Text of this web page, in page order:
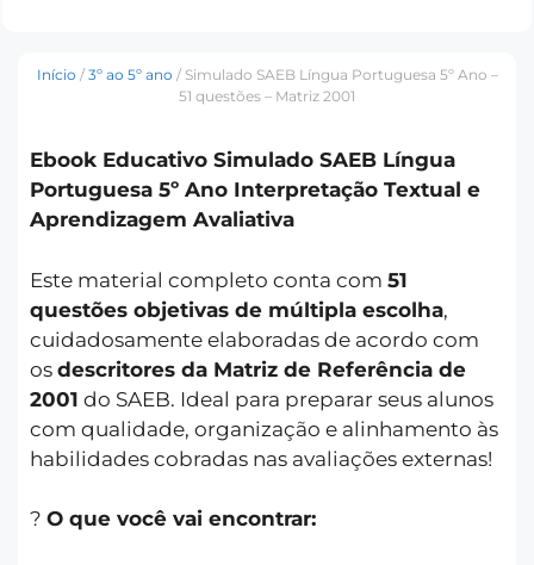
Início / 3º ao 5º ano / Simulado SAEB Língua Portuguesa 5º Ano –
51 questões – Matriz 2001
Ebook Educativo Simulado SAEB Língua
Portuguesa 5º Ano Interpretação Textual e
Aprendizagem Avaliativa
Este material completo conta com 51
questões objetivas de múltipla escolha,
cuidadosamente elaboradas de acordo com
os descritores da Matriz de Referência de
2001 do SAEB. Ideal para preparar seus alunos
com qualidade, organização e alinhamento às
habilidades cobradas nas avaliações externas!
? O que você vai encontrar: